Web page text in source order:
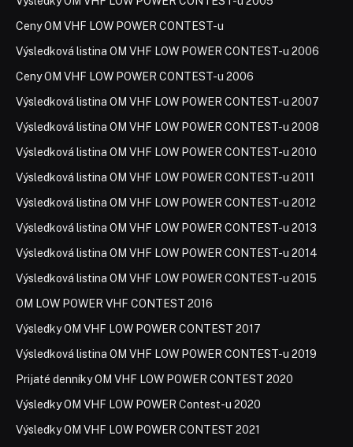
Ceny OM VHF LOW POWER CONTEST-u
Výsledková listina OM VHF LOW POWER CONTEST-u 2006
Ceny OM VHF LOW POWER CONTEST-u 2006
Výsledková listina OM VHF LOW POWER CONTEST-u 2007
Výsledková listina OM VHF LOW POWER CONTEST-u 2008
Výsledková listina OM VHF LOW POWER CONTEST-u 2010
Výsledková listina OM VHF LOW POWER CONTEST-u 2011
Výsledková listina OM VHF LOW POWER CONTEST-u 2012
Výsledková listina OM VHF LOW POWER CONTEST-u 2013
Výsledková listina OM VHF LOW POWER CONTEST-u 2014
Výsledková listina OM VHF LOW POWER CONTEST-u 2015
OM LOW POWER VHF CONTEST 2016
Výsledky OM VHF LOW POWER CONTEST 2017
Výsledková listina OM VHF LOW POWER CONTEST-u 2019
Prijaté denníky OM VHF LOW POWER CONTEST 2020
Výsledky OM VHF LOW POWER Contest-u 2020
Výsledky OM VHF LOW POWER CONTEST 2021